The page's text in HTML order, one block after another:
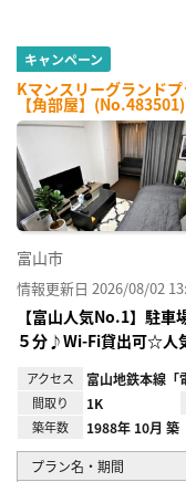
キャンペーン
Kマンスリーグランド
【角部屋】(No.483501)
富山市
情報更新日 2026/08/02
【富山人気No.1】駐
５分♪Wi-Fi貸出可☆人
アクセス 富山地鉄本線「
間取り 1K
築年数 1988年 10月 築
プラン名・期間